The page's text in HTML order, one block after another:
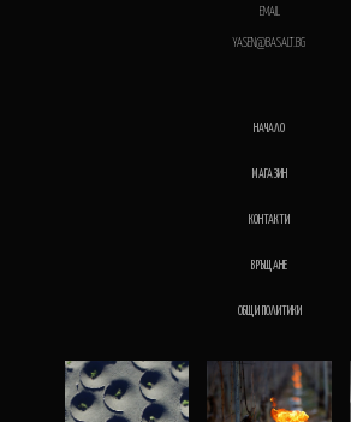
EMAIL
YASEN@BASALT.BG
НАЧАЛО
МАГАЗИН
КОНТАКТИ
ВРЪЩАНЕ
ОБЩИ ПОЛИТИКИ